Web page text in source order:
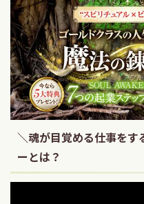
＼魂が目覚める仕事をす
ーとは？